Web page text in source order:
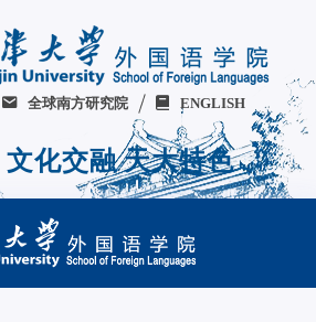
全球南方研究院 ENGLISH
文化交融 天大特色